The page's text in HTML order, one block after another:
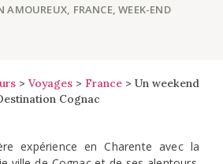
AMOUREUX, FRANCE,WEEK-END
> Voyages > France > Un weekend
Cognac
expérience en Charente avec la